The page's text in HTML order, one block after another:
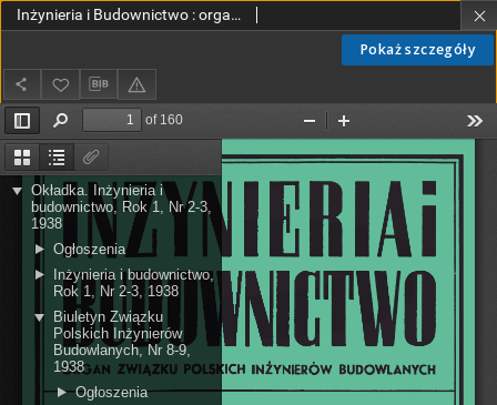
Pokaż szczegóły
Inżynieria i Budownictwo : organ Związku Polskich Inżynierów Budowlanych R. I nr. 2-3 (1938)